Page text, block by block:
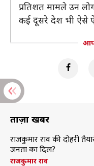
प्रतिशत मामले उन
कई दूसरे देश भी ऐसे
ताज़ा खबरें
राजकुमार राव की दोहरी
जनता का दिल?
राजकुमार राव